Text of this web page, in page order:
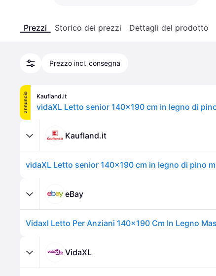
Prezzi Storico dei prezzi Dettagli del prodotto
Prezzo incl. consegna
annuncio Kaufland.it
vidaXL Letto senior 140x190 cm in legno di
Kaufland.it
vidaXL Letto senior 140x190 cm in legno di pino
eBay
Vidaxl Letto Per Anziani 140x190 Cm In Legno
VidaXL